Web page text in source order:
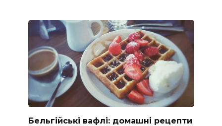
Бельгійські вафлі: домашні рецепти